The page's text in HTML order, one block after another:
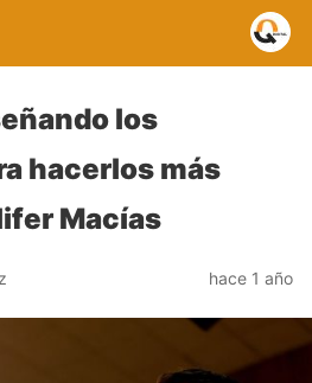
los
hacerlos más
Macías
hace 1 año